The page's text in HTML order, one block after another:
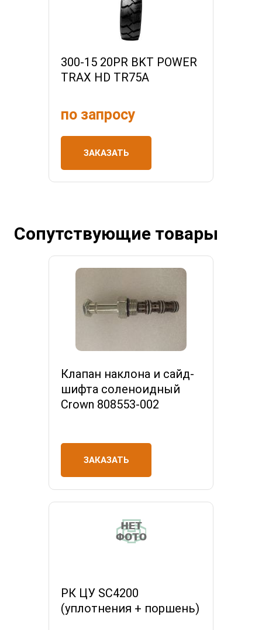
300-15 20PR BKT POWER
TRAX HD TR75A
по запросу
ЗАКАЗАТЬ
Сопутствующие товары
Клапан наклона и сайд-
шифта соленоидный
Crown 808553-002
ЗАКАЗАТЬ
РК ЦУ SC4200
(уплотнения + поршень)